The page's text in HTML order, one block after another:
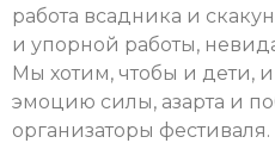
работа всадника и
и упорной работы,
Мы хотим, чтобы и дети,
эмоцию силы, азарта и
организаторы фестиваля.